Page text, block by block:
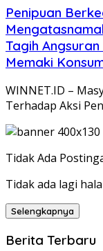
Penipuan
Tagih
Memaki
WINNET.ID –
Terhadap Aksi
Tidak Ada
Tidak ada lagi
Selengkapnya
Berita Terbaru